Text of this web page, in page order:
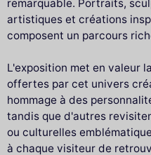
remarquable. Portraits,
artistiques et créations
composent un parcours
L'exposition met en valeur
offertes par cet univers
hommage à des
tandis que d'autres
ou culturelles
à chaque visiteur de